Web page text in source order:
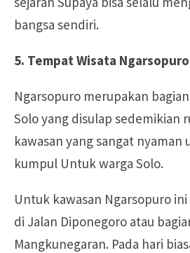
bangsa sendiri.
5. Tempat Wisata
Ngarsopuro merupakan
Solo yang disulap sedemikian
kawasan yang sangat
kumpul Untuk warga Solo.
Untuk kawasan Ngarsopuro
di Jalan Diponegoro atau
Mangkunegaran. Pada hari